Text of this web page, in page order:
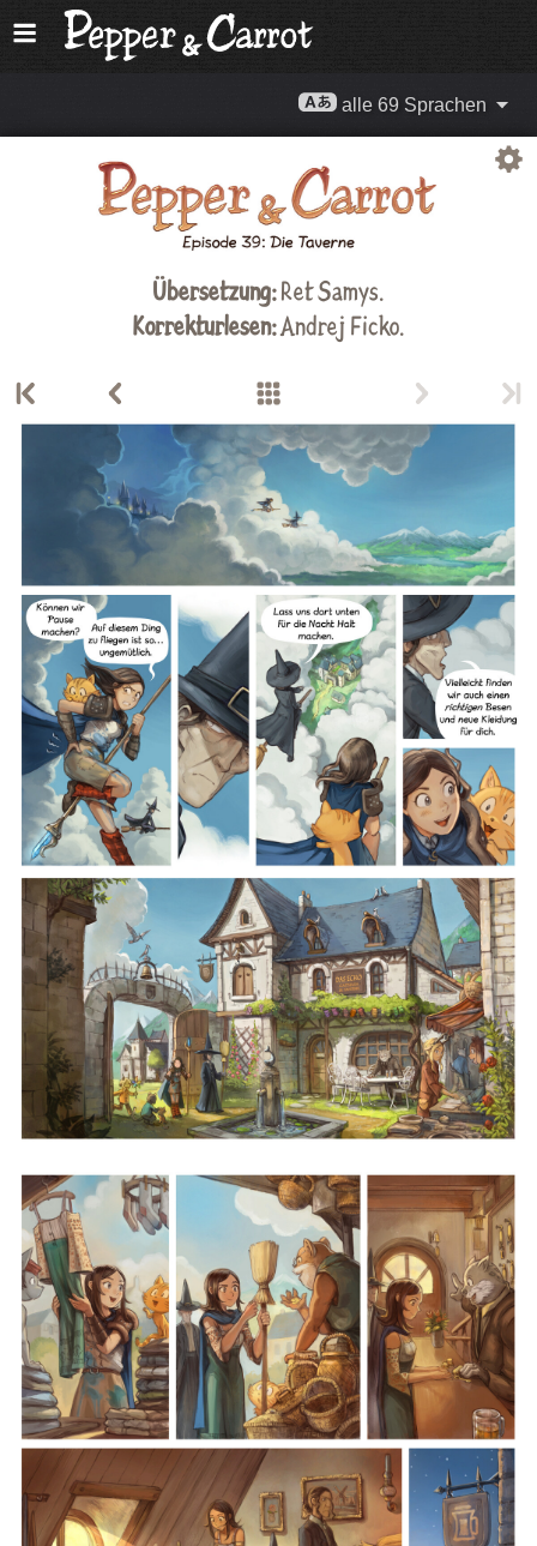
alle 69 Sprachen
Übersetzung:Ret Samys.
Korrekturlesen:Andrej Ficko.